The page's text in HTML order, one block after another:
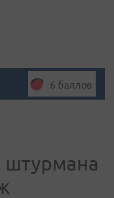
6 баллов
штурмана